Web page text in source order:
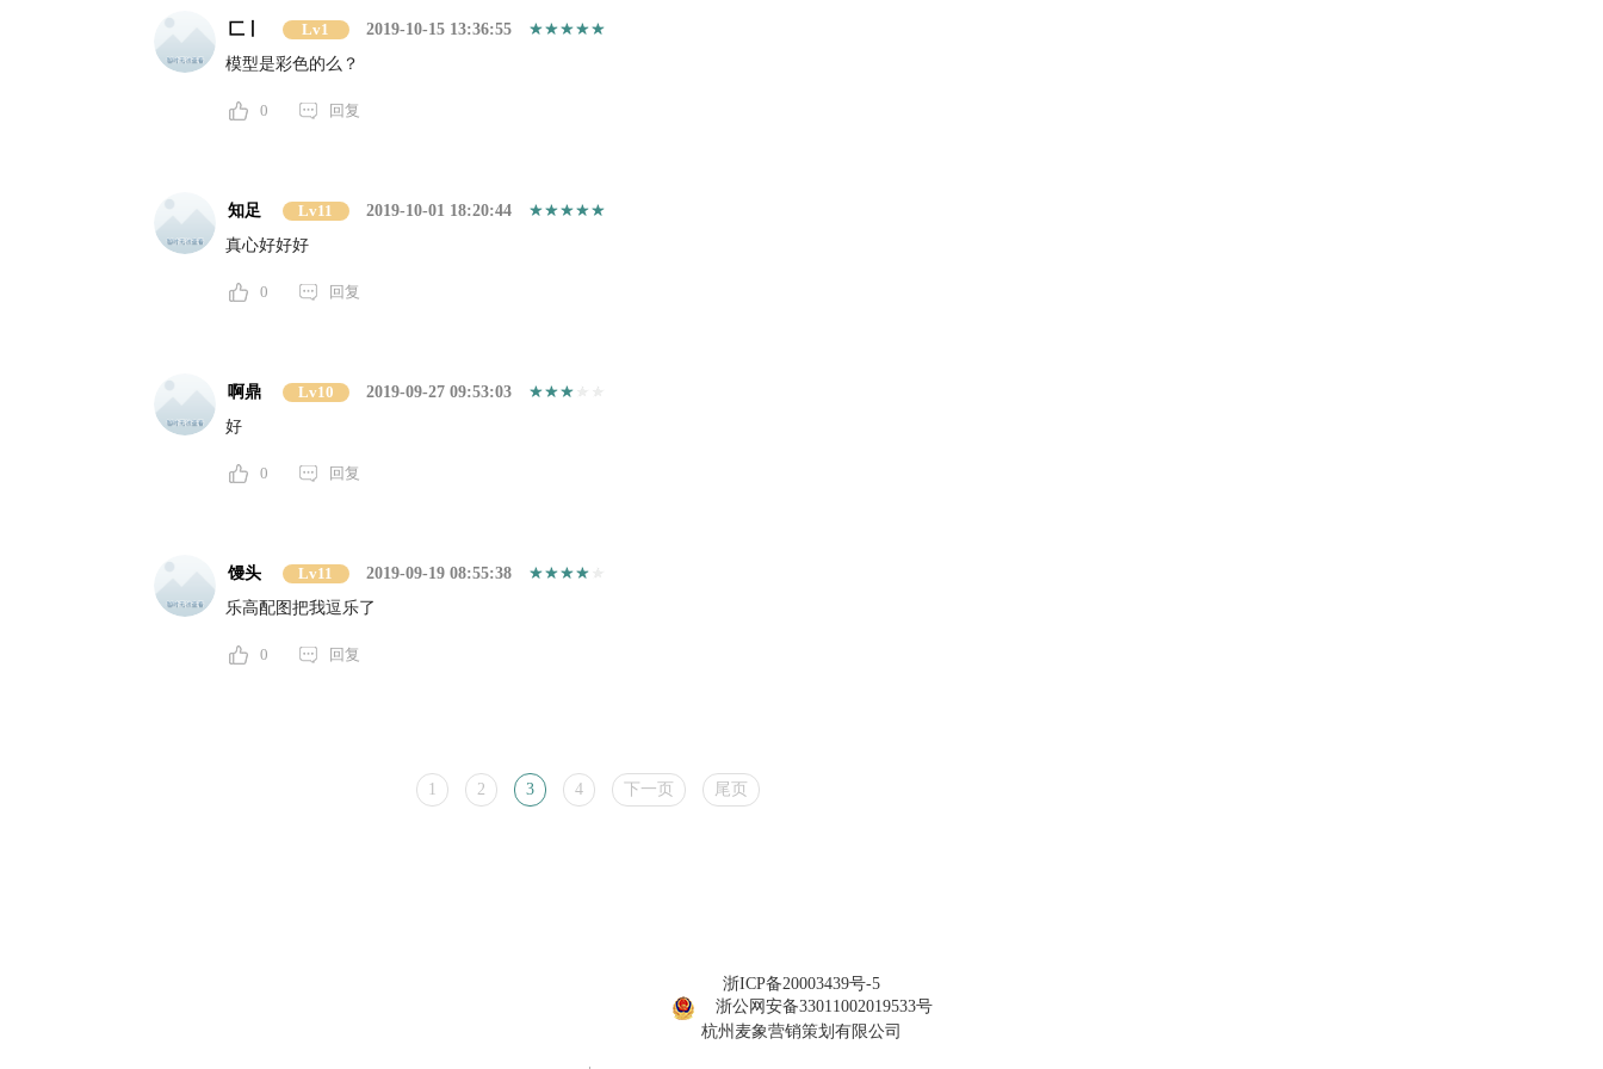
匚丨 Lv1
2019-10-15 13:36:55
模型是彩色的么？
0 回复
知足 Lv11
2019-10-01 18:20:44
真心好好好
0 回复
啊鼎 Lv10
2019-09-27 09:53:03
好
0 回复
馒头 Lv11
2019-09-19 08:55:38
乐高配图把我逗乐了
0 回复
1 2 3 4 下一页 尾页
浙ICP备20003439号-5
浙公网安备33011002019533号
杭州麦象营销策划有限公司